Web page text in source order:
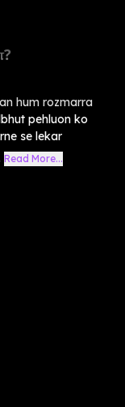
hum rozmarra
pehluon ko
se lekar
Read More...